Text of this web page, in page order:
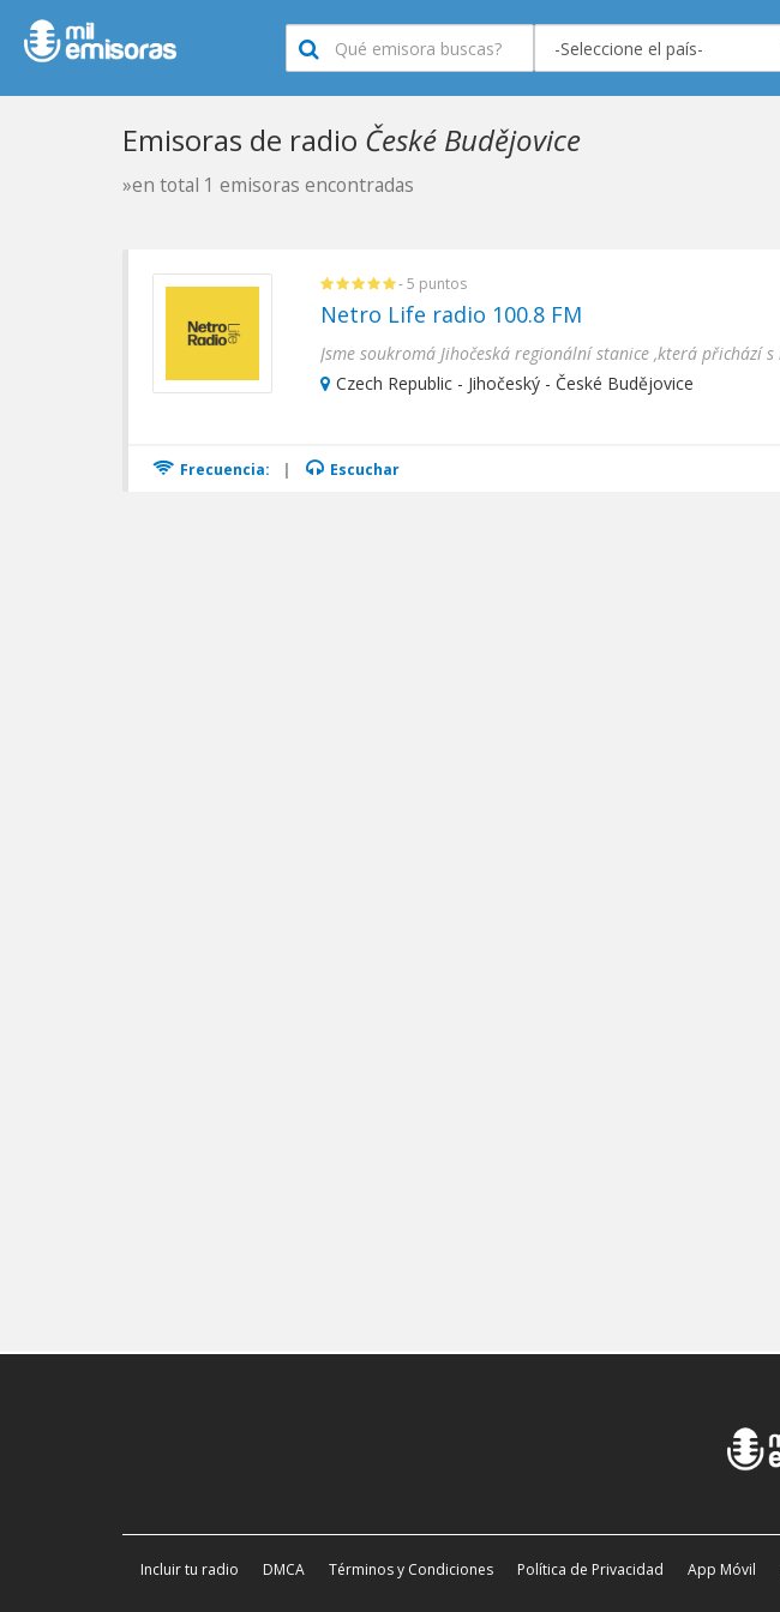
Emisoras de radio České Budějovice
»en total 1 emisoras encontradas
- 5 puntos
Netro Life radio 100.8 FM
Czech Republic - Jihočeský - České Budějovice
Frecuencia: | Escuchar
Incluir tu radio DMCA Términos y Condiciones Política de Privacidad App Móvil